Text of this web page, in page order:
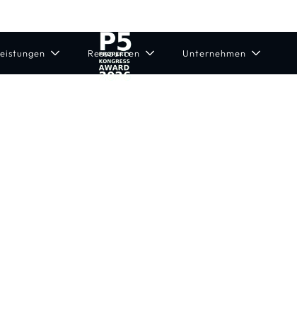
Ressourcen Unternehmen